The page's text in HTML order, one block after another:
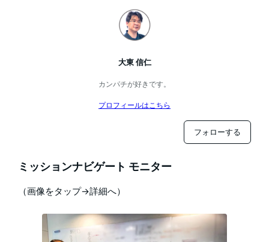
大東 信仁
カンパチが好きです。
プロフィールはこちら
フォローする
ミッションナビゲート モニター
（画像をタップ→詳細へ）